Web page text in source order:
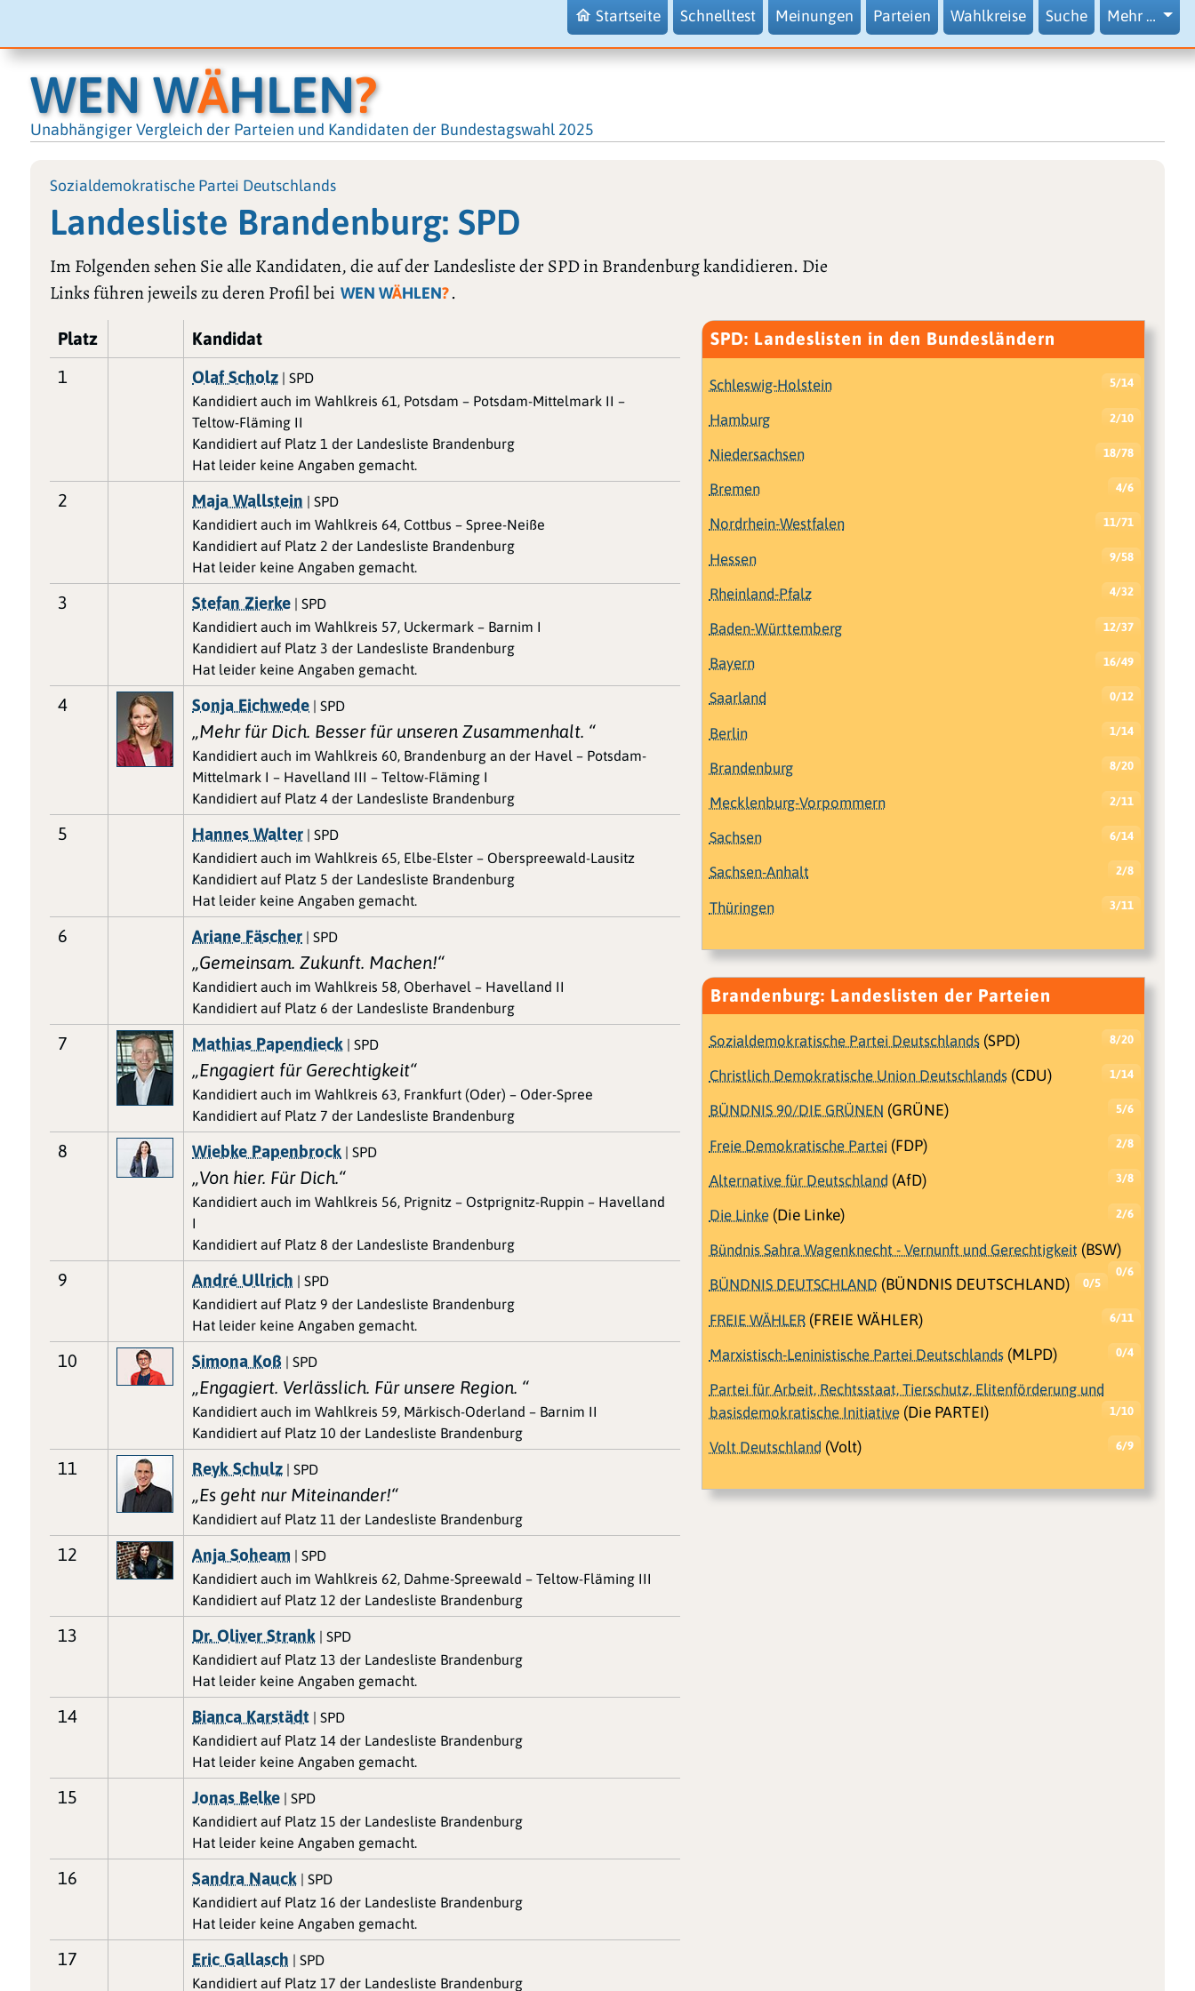
Startseite Schnelltest Meinungen Parteien Wahlkreise Suche Mehr …
WEN WÄHLEN?
Unabhängiger Vergleich der Parteien und Kandidaten der Bundestagswahl 2025
Sozialdemokratische Partei Deutschlands
Landesliste Brandenburg: SPD
Im Folgenden sehen Sie alle Kandidaten, die auf der Landesliste der SPD in Brandenburg kandidieren. Die
Links führen jeweils zu deren Profil bei WEN WÄHLEN? .
Platz
Kandidat
1
Olaf Scholz | SPD
Kandidiert auch im Wahlkreis 61, Potsdam – Potsdam-Mittelmark II –
Teltow-Fläming II
Kandidiert auf Platz 1 der Landesliste Brandenburg
Hat leider keine Angaben gemacht.
2 Maja Wallstein | SPD
Kandidiert auch im Wahlkreis 64, Cottbus – Spree-Neiße
Kandidiert auf Platz 2 der Landesliste Brandenburg
Hat leider keine Angaben gemacht.
3 Stefan Zierke | SPD
Kandidiert auch im Wahlkreis 57, Uckermark – Barnim I
Kandidiert auf Platz 3 der Landesliste Brandenburg
Hat leider keine Angaben gemacht.
4 Sonja Eichwede | SPD
„Mehr für Dich. Besser für unseren Zusammenhalt. “
Kandidiert auch im Wahlkreis 60, Brandenburg an der Havel – Potsdam-
Mittelmark I – Havelland III – Teltow-Fläming I
Kandidiert auf Platz 4 der Landesliste Brandenburg
5 Hannes Walter | SPD
Kandidiert auch im Wahlkreis 65, Elbe-Elster – Oberspreewald-Lausitz
Kandidiert auf Platz 5 der Landesliste Brandenburg
Hat leider keine Angaben gemacht.
6 Ariane Fäscher | SPD
„Gemeinsam. Zukunft. Machen!“
Kandidiert auch im Wahlkreis 58, Oberhavel – Havelland II
Kandidiert auf Platz 6 der Landesliste Brandenburg
7 Mathias Papendieck | SPD
„Engagiert für Gerechtigkeit“
Kandidiert auch im Wahlkreis 63, Frankfurt (Oder) – Oder-Spree
Kandidiert auf Platz 7 der Landesliste Brandenburg
8 Wiebke Papenbrock | SPD
„Von hier. Für Dich.“
Kandidiert auch im Wahlkreis 56, Prignitz – Ostprignitz-Ruppin – Havelland
I
Kandidiert auf Platz 8 der Landesliste Brandenburg
9 André Ullrich | SPD
Kandidiert auf Platz 9 der Landesliste Brandenburg
Hat leider keine Angaben gemacht.
10 Simona Koß | SPD
„Engagiert. Verlässlich. Für unsere Region. “
Kandidiert auch im Wahlkreis 59, Märkisch-Oderland – Barnim II
Kandidiert auf Platz 10 der Landesliste Brandenburg
11 Reyk Schulz | SPD
„Es geht nur Miteinander!“
Kandidiert auf Platz 11 der Landesliste Brandenburg
12 Anja Soheam | SPD
Kandidiert auch im Wahlkreis 62, Dahme-Spreewald – Teltow-Fläming III
Kandidiert auf Platz 12 der Landesliste Brandenburg
13 Dr. Oliver Strank | SPD
Kandidiert auf Platz 13 der Landesliste Brandenburg
Hat leider keine Angaben gemacht.
14 Bianca Karstädt | SPD
Kandidiert auf Platz 14 der Landesliste Brandenburg
Hat leider keine Angaben gemacht.
15 Jonas Belke | SPD
Kandidiert auf Platz 15 der Landesliste Brandenburg
Hat leider keine Angaben gemacht.
16 Sandra Nauck | SPD
Kandidiert auf Platz 16 der Landesliste Brandenburg
Hat leider keine Angaben gemacht.
17 Eric Gallasch | SPD
Kandidiert auf Platz 17 der Landesliste Brandenburg
SPD: Landeslisten in den Bundesländern
Schleswig-Holstein 5/14
Hamburg 2/10
Niedersachsen 18/78
Bremen 4/6
Nordrhein-Westfalen 11/71
Hessen 9/58
Rheinland-Pfalz 4/32
Baden-Württemberg 12/37
Bayern 16/49
Saarland 0/12
Berlin 1/14
Brandenburg 8/20
Mecklenburg-Vorpommern 2/11
Sachsen 6/14
Sachsen-Anhalt 2/8
Thüringen 3/11
Brandenburg: Landeslisten der Parteien
Sozialdemokratische Partei Deutschlands(SPD) 8/20
Christlich Demokratische Union Deutschlands(CDU) 1/14
BÜNDNIS 90/DIE GRÜNEN (GRÜNE) 5/6
Freie Demokratische Partei (FDP) 2/8
Alternative für Deutschland (AfD) 3/8
Die Linke(Die Linke) 2/6
Bündnis Sahra Wagenknecht - Vernunft und Gerechtigkeit (BSW)
0/6
BÜNDNIS DEUTSCHLAND (BÜNDNIS DEUTSCHLAND) 0/5
FREIE WÄHLER(FREIE WÄHLER) 6/11
Marxistisch-Leninistische Partei Deutschlands(MLPD) 0/4
Partei für Arbeit, Rechtsstaat, Tierschutz, Elitenförderung und
basisdemokratische Initiative(Die PARTEI) 1/10
Volt Deutschland (Volt) 6/9